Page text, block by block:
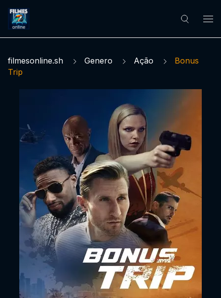
filmesonline.sh Genero Ação
Bonus
Trip